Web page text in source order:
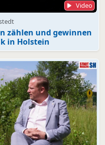
Video
zählen und gewinnen
in Holstein